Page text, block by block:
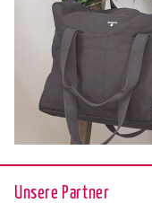
Unsere Partner